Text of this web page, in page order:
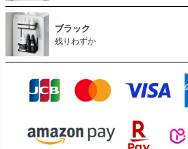
ブラック
残りわずか